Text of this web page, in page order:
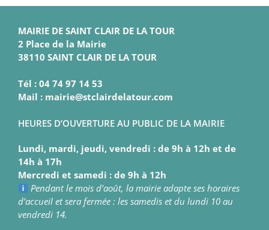
MAIRIE DE SAINT CLAIR DE LA TOUR
2 Place de la Mairie
38110 SAINT CLAIR DE LA TOUR
Tél : 04 74 97 14 53
Mail : mairie@stclairdelatour.com
HEURES D’OUVERTURE AU PUBLIC DE LA MAIRIE
Lundi, mardi, jeudi, vendredi : de 9h à 12h et de
14h à 17h
Mercredi et samedi : de 9h à 12h
Pendant le mois d’août, la mairie adapte ses horaires
d’accueil et sera fermée : les samedis et du lundi 10 au
vendredi 14.